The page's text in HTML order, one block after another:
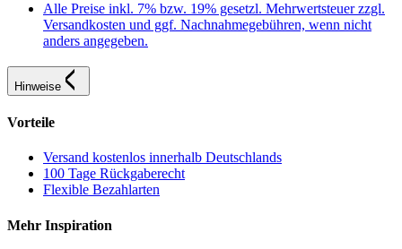
Alle Preise inkl. 7% bzw. 19% gesetzl. Mehrwertsteuer zzgl.
Versandkosten und ggf. Nachnahmegebühren, wenn nicht
anders angegeben.
Hinweise
Vorteile
Versand kostenlos innerhalb Deutschlands
100 Tage Rückgaberecht
Flexible Bezahlarten
Mehr Inspiration